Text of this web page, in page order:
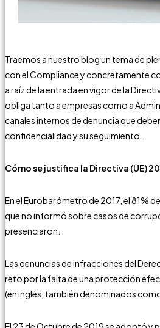
Traemos a nuestro blog un tema de
con el Compliance y concretamente
a raíz de la entrada en vigor de la
obliga tanto a empresas como a
canales internos de denuncia que
confidencialidad y su seguimiento.
Cómo se justifica la Directiva (UE)
En el Eurobarómetro de 2017, el 81%
que no informó sobre casos de
presenciaron.
Las denuncias de infracciones del
reto por la falta de una protección
(en inglés, también denominados